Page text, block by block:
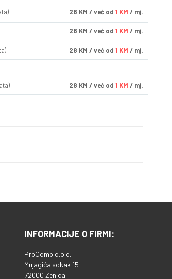
28 KM / već od 1 KM / mj.
28 KM / već od 1 KM / mj.
28 KM / već od 1 KM / mj.
28 KM / već od 1 KM / mj.
INFORMACIJE O FIRMI:
ProComp d.o.o.
Mujagića sokak 15
72000 Zenica